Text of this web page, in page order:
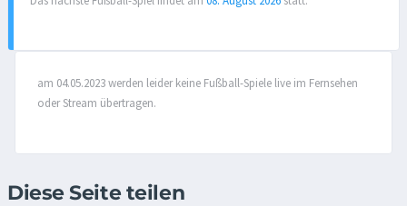
am 04.05.2023 werden leider keine Fußball-Spiele live im Fernsehen
oder Stream übertragen.
Diese Seite teilen